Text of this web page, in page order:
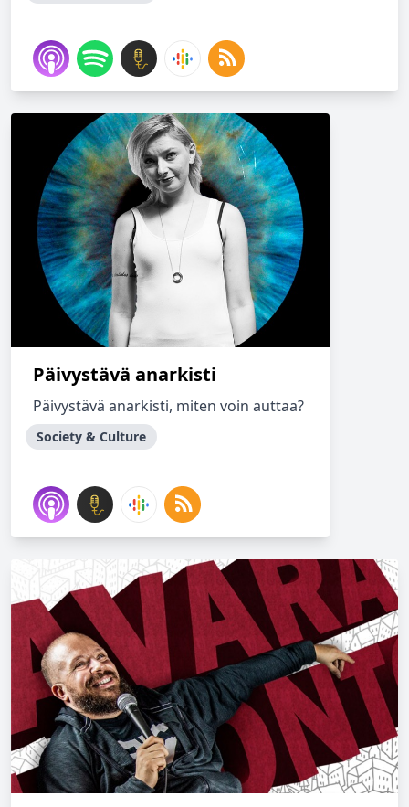
Päivystävä anarkisti
Päivystävä anarkisti, miten voin auttaa?
Society & Culture